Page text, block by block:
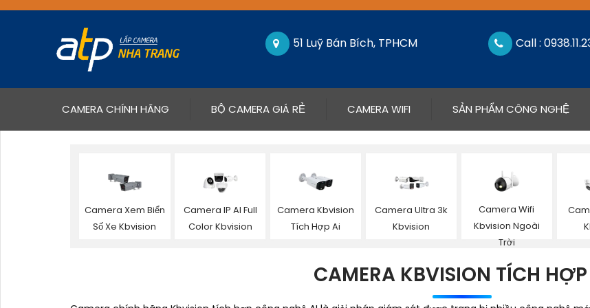
51 Luỹ Bán Bích, TPHCM Call :
CAMERA CHÍNH HÃNG(CURRENT)BỘ CAMERA GIÁ RẺ CAMERA WIFI SẢN PHẨM CÔNG NGHỆ
Camera Xem Biển
Số Xe Kbvision
Camera IP AI Full
Color Kbvision
Camera Kbvision
Tích Hợp Ai
Camera Ultra 3k
Kbvision
Camera Wifi
Kbvision Ngoài
Trời
CAMERA KBVISION TÍCH